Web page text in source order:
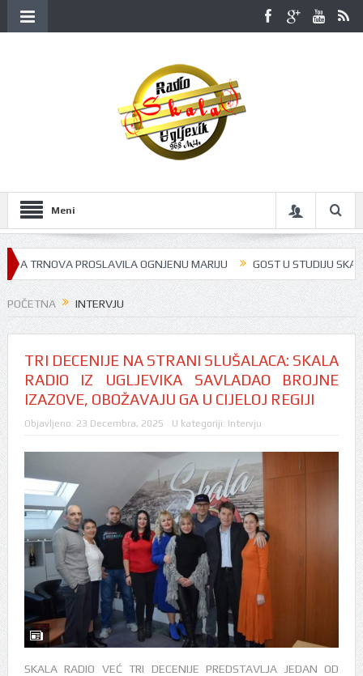
Meni
PROSLAVILA OGNJENU MARIJU GOST U STUDIJU SKALA
POČETNA INTERVJU
TRI DECENIJE NA STRANI SLUŠALACA: SKALA
RADIO IZ UGLJEVIKA SAVLADAO BROJNE
IZAZOVE, OBOŽAVAJU GA U CIJELOJ REGIJI
Objavljeno: 23 Decembra, 2025 U kategoriji: Intervju
SKALA RADIO VEĆ TRI DECENIJE PREDSTAVLJA JEDAN OD